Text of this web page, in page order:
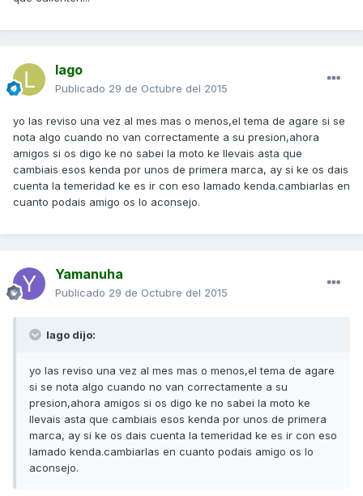
lago
Publicado 29 de Octubre del 2015
yo las reviso una vez al mes mas o menos,el tema de agare si se
nota algo cuando no van correctamente a su presion,ahora
amigos si os digo ke no sabei la moto ke llevais asta que
cambiais esos kenda por unos de primera marca, ay si ke os dais
cuenta la temeridad ke es ir con eso lamado kenda.cambiarlas en
cuanto podais amigo os lo aconsejo.
Yamanuha
Publicado 29 de Octubre del 2015
lago dijo:
yo las reviso una vez al mes mas o menos,el tema de agare
si se nota algo cuando no van correctamente a su
presion,ahora amigos si os digo ke no sabei la moto ke
llevais asta que cambiais esos kenda por unos de primera
marca, ay si ke os dais cuenta la temeridad ke es ir con eso
lamado kenda.cambiarlas en cuanto podais amigo os lo
aconsejo.